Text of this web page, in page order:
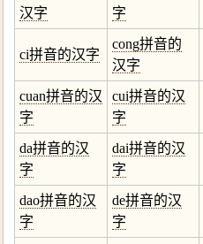
汉字
字
ci拼音的汉字
cong拼音的
汉字
cuan拼音的汉
字
cui拼音的汉
字
da拼音的汉
字
dai拼音的汉
字
dao拼音的汉
字
de拼音的汉
字